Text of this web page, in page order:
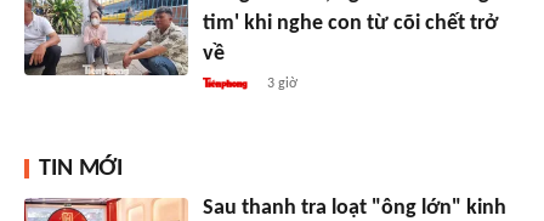
tim' khi nghe con từ cõi chết trở
về
3 giờ
TIN MỚI
Sau thanh tra loạt "ông lớn" kinh